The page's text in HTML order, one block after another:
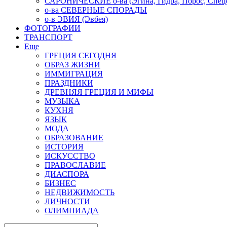
о-ва СЕВЕРНЫЕ СПОРАДЫ
о-в ЭВИЯ (Эвбея)
ФОТОГРАФИИ
ТРАНСПОРТ
Еще
ГРЕЦИЯ СЕГОДНЯ
ОБРАЗ ЖИЗНИ
ИММИГРАЦИЯ
ПРАЗДНИКИ
ДРЕВНЯЯ ГРЕЦИЯ И МИФЫ
МУЗЫКА
КУХНЯ
ЯЗЫК
МОДА
ОБРАЗОВАНИЕ
ИСТОРИЯ
ИСКУССТВО
ПРАВОСЛАВИЕ
ДИАСПОРА
БИЗНЕС
НЕДВИЖИМОСТЬ
ЛИЧНОСТИ
ОЛИМПИАДА